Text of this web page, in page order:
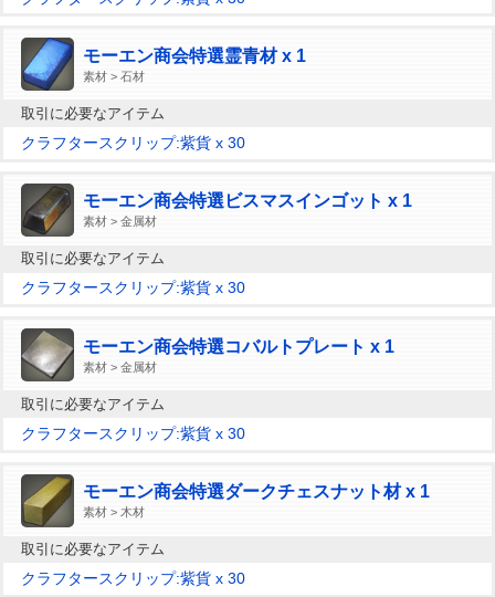
モーエン商会特選霊青材 x 1
素材 > 石材
取引に必要なアイテム
クラフタースクリップ:紫貨 x 30
モーエン商会特選ビスマスインゴット x 1
素材 > 金属材
取引に必要なアイテム
クラフタースクリップ:紫貨 x 30
モーエン商会特選コバルトプレート x 1
素材 > 金属材
取引に必要なアイテム
クラフタースクリップ:紫貨 x 30
モーエン商会特選ダークチェスナット材 x 1
素材 > 木材
取引に必要なアイテム
クラフタースクリップ:紫貨 x 30